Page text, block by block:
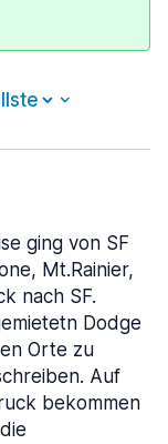
ging von SF
Mt.Rainier,
nach SF.
Dodge
Orte zu
Auf
bekommen